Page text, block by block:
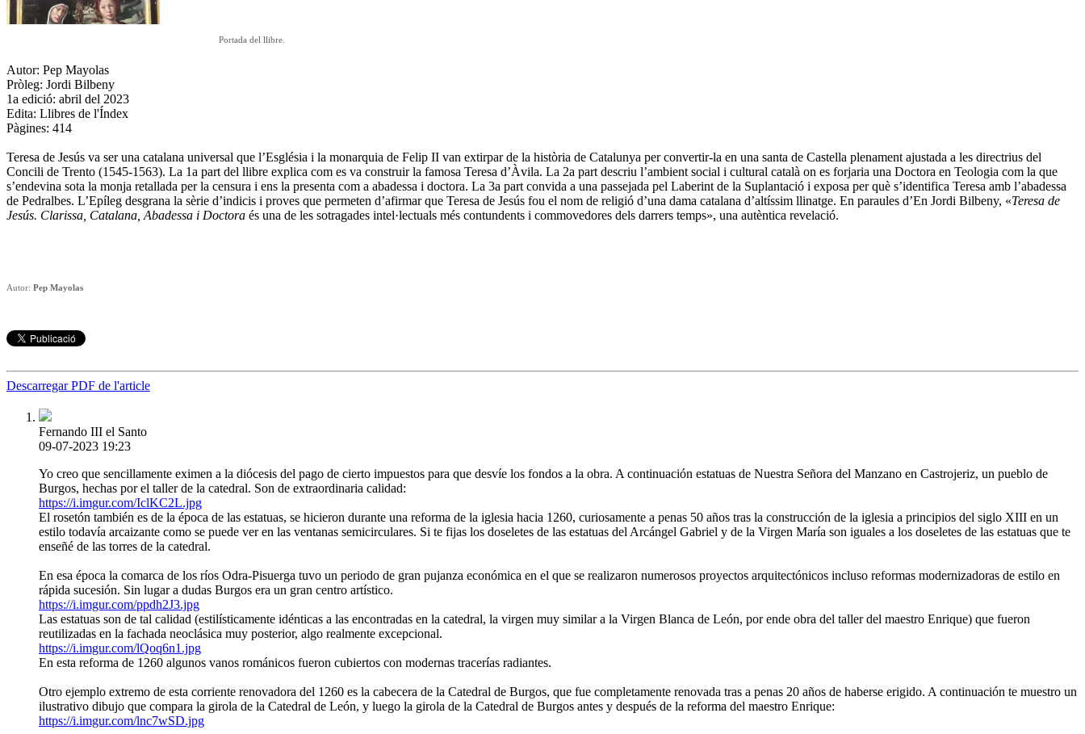
Portada del llibre.
Autor: Pep Mayolas
Pròleg: Jordi Bilbeny
1a edició: abril del 2023
Edita: Llibres de l'Índex
Pàgines: 414
Teresa de Jesús va ser una catalana universal que l’Església i la monarquia de Felip II van extirpar de la història de Catalunya per convertir-la en una santa de Castella plenament ajustada a les directrius del
Concili de Trento (1545-1563). La 1a part del llibre explica com es va construir la famosa Teresa d’Àvila. La 2a part descriu l’ambient social i cultural català on es forjaria una Doctora en Teologia com la que
s’endevina sota la monja retallada per la censura i ens la presenta com a abadessa i doctora. La 3a part convida a una passejada pel Laberint de la Suplantació i exposa per què s’identifica Teresa amb l’abadessa
de Pedralbes. L’Epíleg desgrana la sèrie d’indicis i proves que permeten d’afirmar que Teresa de Jesús fou el nom de religió d’una dama catalana d’altíssim llinatge. En paraules d’En Jordi Bilbeny, «Teresa de
Jesús. Clarissa, Catalana, Abadessa i Doctora és una de les sotragades intel·lectuals més contundents i commovedores dels darrers temps», una autèntica revelació.
Autor: Pep Mayolas
Descarregar PDF de l'article
Fernando III el Santo
09-07-2023 19:23
Yo creo que sencillamente eximen a la diócesis del pago de cierto impuestos para que desvíe los fondos a la obra. A continuación estatuas de Nuestra Señora del Manzano en Castrojeriz, un pueblo de
Burgos, hechas por el taller de la catedral. Son de extraordinaria calidad:
https://i.imgur.com/IclKC2L.jpg
El rosetón también es de la época de las estatuas, se hicieron durante una reforma de la iglesia hacia 1260, curiosamente a penas 50 años tras la construcción de la iglesia a principios del siglo XIII en un
estilo todavía arcaizante como se puede ver en las ventanas semicirculares. Si te fijas los doseletes de las estatuas del Arcángel Gabriel y de la Virgen María son iguales a los doseletes de las estatuas que te
enseñé de las torres de la catedral.
En esa época la comarca de los ríos Odra-Pisuerga tuvo un periodo de gran pujanza económica en el que se realizaron numerosos proyectos arquitectónicos incluso reformas modernizadoras de estilo en
rápida sucesión. Sin lugar a dudas Burgos era un gran centro artístico.
https://i.imgur.com/ppdh2J3.jpg
Las estatuas son de tal calidad (estilísticamente idénticas a las encontradas en la catedral, la virgen muy similar a la Virgen Blanca de León, por ende obra del taller del maestro Enrique) que fueron
reutilizadas en la fachada neoclásica muy posterior, algo realmente excepcional.
https://i.imgur.com/lQoq6n1.jpg
En esta reforma de 1260 algunos vanos románicos fueron cubiertos con modernas tracerías radiantes.
Otro ejemplo extremo de esta corriente renovadora del 1260 es la cabecera de la Catedral de Burgos, que fue completamente renovada tras a penas 20 años de haberse erigido. A continuación te muestro un
ilustrativo dibujo que compara la girola de la Catedral de León, y luego la girola de la Catedral de Burgos antes y después de la reforma del maestro Enrique:
https://i.imgur.com/lnc7wSD.jpg